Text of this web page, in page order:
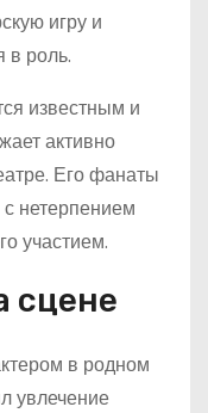
игру и
в роль.
известным и
активно
Его фанаты
нетерпением
участием.
сцене
в родном
увлечение